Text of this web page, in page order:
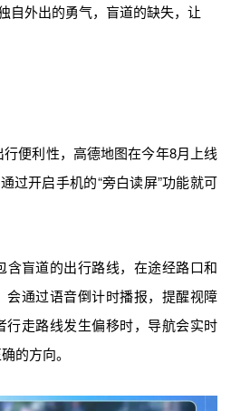
自外出的勇气，盲道的缺失，让
便利性，高德地图在今年8月上线
过开启手机的“旁白读屏”功能就可
含盲道的出行路线，在途经路口和
通过语音倒计时播报，提醒视障
走路线发生偏移时，导航会实时
的方向。